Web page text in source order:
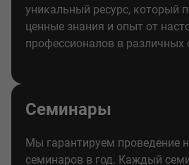
уникальный ресурс, который
ценные знания и опыт от
профессионалов в различных
Семинары
Мы гарантируем проведение
семинаров в год. Каждый